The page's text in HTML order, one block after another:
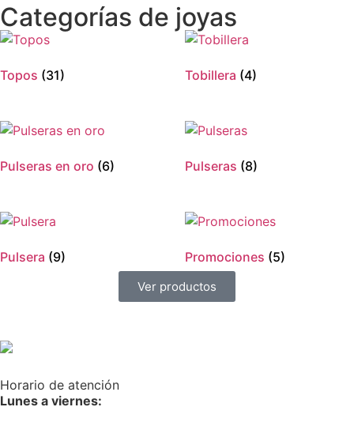
Categorías de joyas
Topos (31) Tobillera (4)
Pulseras en oro (6) Pulseras (8)
Pulsera (9) Promociones (5)
Ver productos
Horario de atención
Lunes a viernes: